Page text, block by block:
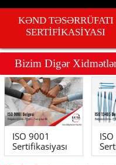
KƏND TƏSƏRRÜFATI
SERTİFİKASİYASI
Bizim Digər Xidmətlə
ISO 9001
Sertifikasiyası